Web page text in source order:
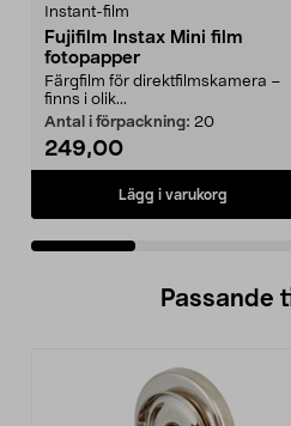
Instant-film
Fujifilm Instax Mini film
fotopapper
Färgfilm för direktfilmskamera –
finns i olik...
Antal i förpackning: 20
249,00
Lägg i varukorg
Passande